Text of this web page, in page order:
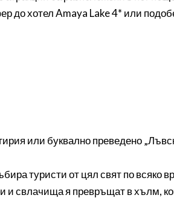
до хотел Amaya Lake 4* или
или буквално преведено
туристи от цял свят по всяко
и свлачища я превръщат в хълм,